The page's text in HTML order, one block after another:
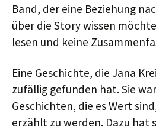
Band, der eine Beziehung
über die Story wissen
lesen und keine
Eine Geschichte, die Jana
zufällig gefunden hat. Sie
Geschichten, die es Wert
erzählt zu werden. Dazu hat